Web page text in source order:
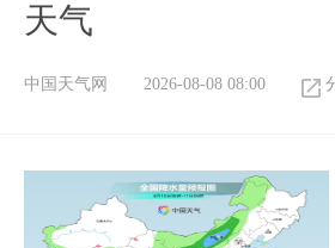
天气
中国天气网 2026-08-08 08:00